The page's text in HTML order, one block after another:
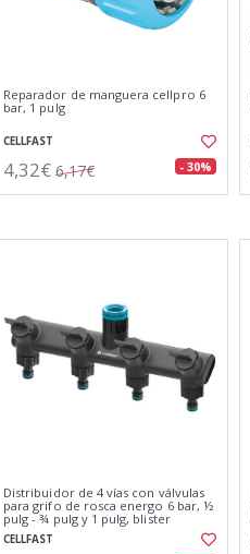
Reparador de manguera cellpro 6
bar, 1 pulg
CELLFAST
4,32€ 6,17€ - 30%
Distribuidor de 4 vías con válvulas
para grifo de rosca energo 6 bar, ½
pulg - ¾ pulg y 1 pulg, blister
CELLFAST